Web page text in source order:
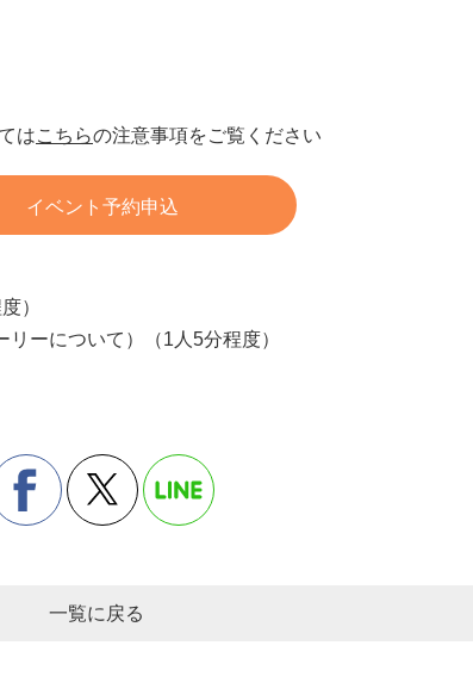
はこちらの注意事項をご覧ください
イベント予約申込
）
ーについて）（1人5分程度）
一覧に戻る